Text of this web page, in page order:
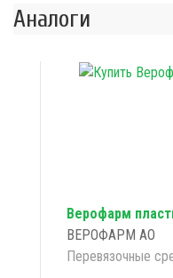
Аналоги
Верофарм
ВЕРОФАРМ АО
Перевязочные